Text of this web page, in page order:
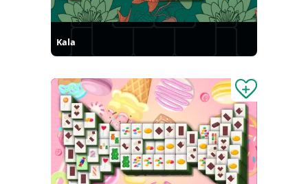
Kala